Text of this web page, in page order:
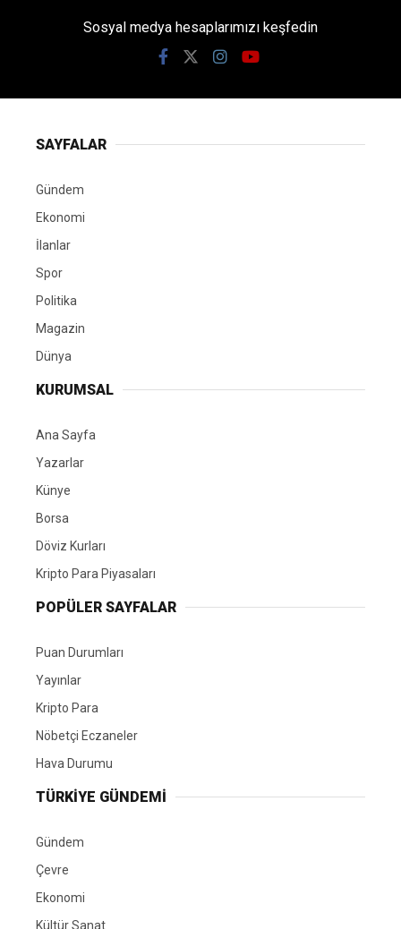
Sosyal medya hesaplarımızı keşfedin
SAYFALAR
Gündem
Ekonomi
İlanlar
Spor
Politika
Magazin
Dünya
KURUMSAL
Ana Sayfa
Yazarlar
Künye
Borsa
Döviz Kurları
Kripto Para Piyasaları
POPÜLER SAYFALAR
Puan Durumları
Yayınlar
Kripto Para
Nöbetçi Eczaneler
Hava Durumu
TÜRKIYE GÜNDEMI
Gündem
Çevre
Ekonomi
Kültür Sanat